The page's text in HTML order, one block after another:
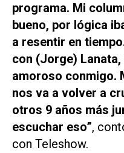
programa. Mi
bueno, por lógica
a resentir en
con (Jorge)
amoroso conmigo.
nos va a volver a
otros 9 años más
escuchar eso”,
con Teleshow.